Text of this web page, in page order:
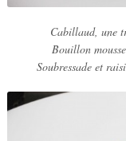
Cabillaud, une
Bouillon
Soubressade et